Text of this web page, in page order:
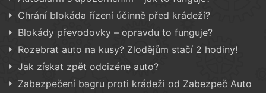
Chrání blokáda řízení účinně před krádeží?
Blokády převodovky – opravdu to funguje?
Rozebrat auto na kusy? Zlodějům stačí 2 hodiny!
Jak získat zpět odcizéne auto?
Zabezpečení bagru proti krádeži od Zabezpeč Auto